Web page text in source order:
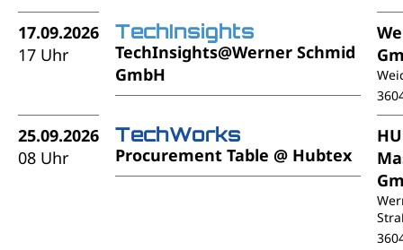
17.09.2026
17 Uhr
TechInsights
TechInsights@Werner Schmid
GmbH
25.09.2026
08 Uhr
TechWorks
Procurement Table @ Hubtex